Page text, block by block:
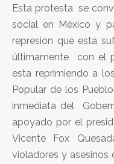
Esta protesta se
social en México y
represión que esta
últimamente con el
esta reprimiendo a
Popular de los
inmediata del
apoyado por el
Vicente Fox
violadores y asesinos